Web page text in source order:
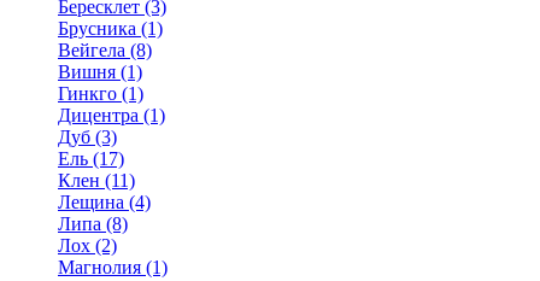
Бересклет (3)
Брусника (1)
Вейгела (8)
Вишня (1)
Гинкго (1)
Дицентра (1)
Дуб (3)
Ель (17)
Клен (11)
Лещина (4)
Липа (8)
Лох (2)
Магнолия (1)